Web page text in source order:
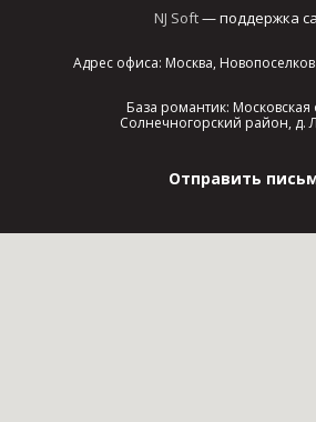
NJ Soft— поддержка
Адрес офиса: Москва,
База романтик: Московская
Солнечногорский район, д.
Отправить